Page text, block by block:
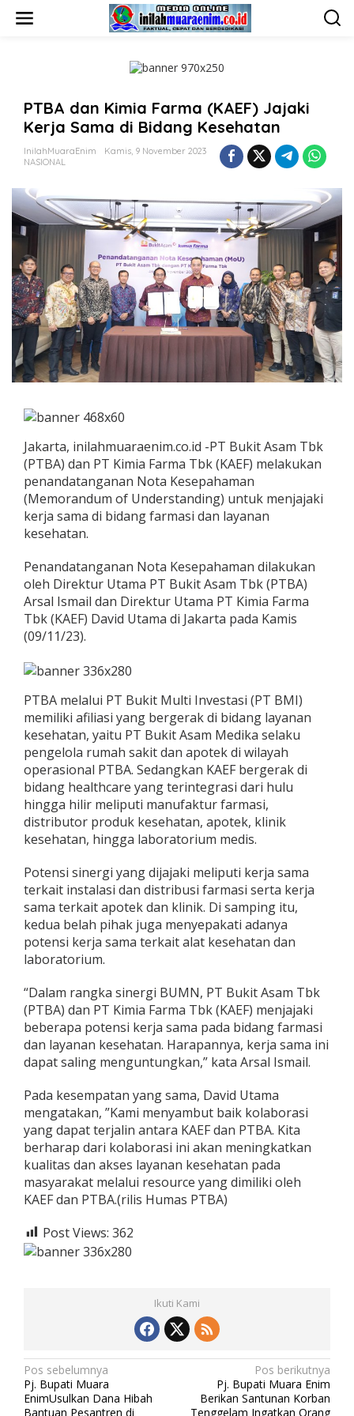
PTBA dan Kimia Farma (KAEF) Jajaki
Kerja Sama di Bidang Kesehatan
InilahMuaraEnim
Kamis, 9 November 2023
NASIONAL
Jakarta, inilahmuaraenim.co.id -PT Bukit Asam Tbk
(PTBA) dan PT Kimia Farma Tbk (KAEF) melakukan
penandatanganan Nota Kesepahaman
(Memorandum of Understanding) untuk menjajaki
kerja sama di bidang farmasi dan layanan
kesehatan.
Penandatanganan Nota Kesepahaman dilakukan
oleh Direktur Utama PT Bukit Asam Tbk (PTBA)
Arsal Ismail dan Direktur Utama PT Kimia Farma
Tbk (KAEF) David Utama di Jakarta pada Kamis
(09/11/23).
PTBA melalui PT Bukit Multi Investasi (PT BMI)
memiliki afiliasi yang bergerak di bidang layanan
kesehatan, yaitu PT Bukit Asam Medika selaku
pengelola rumah sakit dan apotek di wilayah
operasional PTBA. Sedangkan KAEF bergerak di
bidang healthcare yang terintegrasi dari hulu
hingga hilir meliputi manufaktur farmasi,
distributor produk kesehatan, apotek, klinik
kesehatan, hingga laboratorium medis.
Potensi sinergi yang dijajaki meliputi kerja sama
terkait instalasi dan distribusi farmasi serta kerja
sama terkait apotek dan klinik. Di samping itu,
kedua belah pihak juga menyepakati adanya
potensi kerja sama terkait alat kesehatan dan
laboratorium.
“Dalam rangka sinergi BUMN, PT Bukit Asam Tbk
(PTBA) dan PT Kimia Farma Tbk (KAEF) menjajaki
beberapa potensi kerja sama pada bidang farmasi
dan layanan kesehatan. Harapannya, kerja sama ini
dapat saling menguntungkan,” kata Arsal Ismail.
Pada kesempatan yang sama, David Utama
mengatakan, ”Kami menyambut baik kolaborasi
yang dapat terjalin antara KAEF dan PTBA. Kita
berharap dari kolaborasi ini akan meningkatkan
kualitas dan akses layanan kesehatan pada
masyarakat melalui resource yang dimiliki oleh
KAEF dan PTBA.(rilis Humas PTBA)
Post Views: 362
Ikuti Kami
N
a
Pos sebelumnya
Pj. Bupati Muara
EnimUsulkan Dana Hibah
Bantuan Pesantren di
Pos berikutnya
Pj. Bupati Muara Enim
Berikan Santunan Korban
Tenggelam Ingatkan Orang